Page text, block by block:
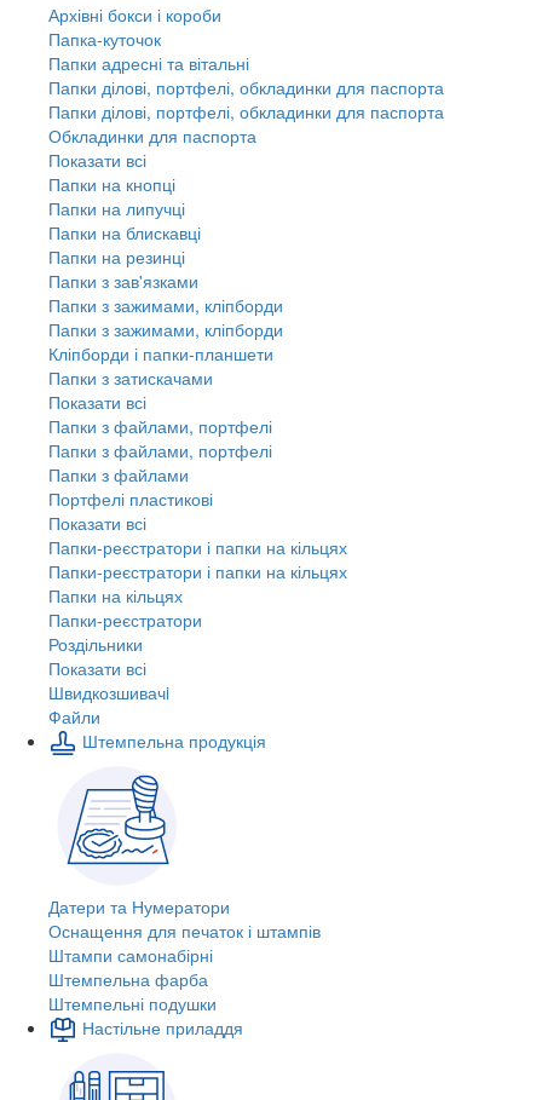
Архівні бокси і короби
Папка-куточок
Папки адресні та вітальні
Папки ділові, портфелі, обкладинки для паспорта
Папки ділові, портфелі, обкладинки для паспорта
Обкладинки для паспорта
Показати всі
Папки на кнопці
Папки на липучці
Папки на блискавці
Папки на резинці
Папки з зав'язками
Папки з зажимами, кліпборди
Папки з зажимами, кліпборди
Кліпборди і папки-планшети
Папки з затискачами
Показати всі
Папки з файлами, портфелі
Папки з файлами, портфелі
Папки з файлами
Портфелі пластикові
Показати всі
Папки-реєстратори і папки на кільцях
Папки-реєстратори і папки на кільцях
Папки на кільцях
Папки-реєстратори
Роздільники
Показати всі
Швидкозшивачi
Файли
Штемпельна продукція
Датери та Нумератори
Оснащення для печаток і штампів
Штампи самонабірні
Штемпельна фарба
Штемпельні подушки
Настільне приладдя